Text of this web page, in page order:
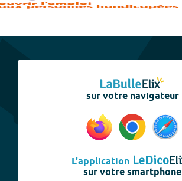
sur votre navigateur
L'application
sur votre smartphone